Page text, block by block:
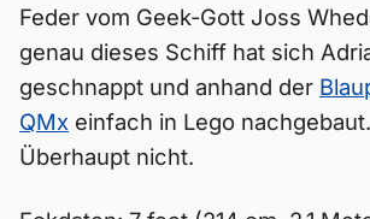
Feder vom Geek-Gott Joss
genau dieses Schiff hat sich
geschnappt und anhand der
QMx einfach in Lego
Überhaupt nicht.